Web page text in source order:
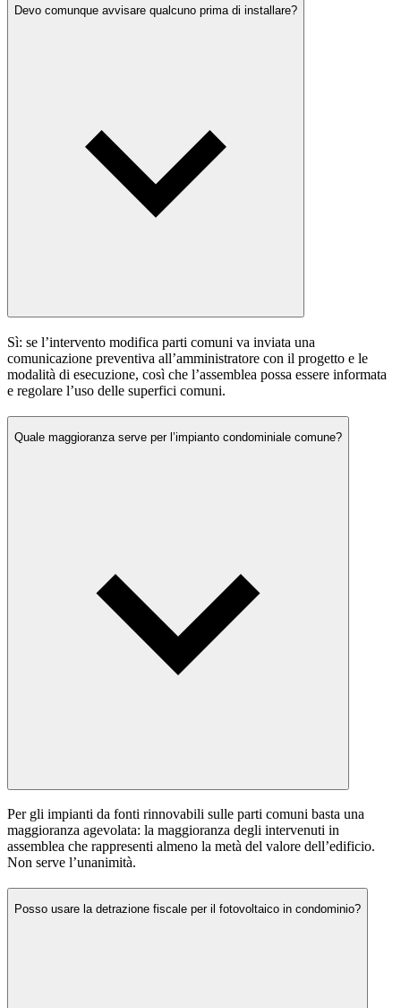
Devo comunque avvisare qualcuno prima di installare?
Sì: se l’intervento modifica parti comuni va inviata una
comunicazione preventiva all’amministratore con il progetto e le
modalità di esecuzione, così che l’assemblea possa essere informata
e regolare l’uso delle superfici comuni.
Quale maggioranza serve per l’impianto condominiale comune?
Per gli impianti da fonti rinnovabili sulle parti comuni basta una
maggioranza agevolata: la maggioranza degli intervenuti in
assemblea che rappresenti almeno la metà del valore dell’edificio.
Non serve l’unanimità.
Posso usare la detrazione fiscale per il fotovoltaico in condominio?